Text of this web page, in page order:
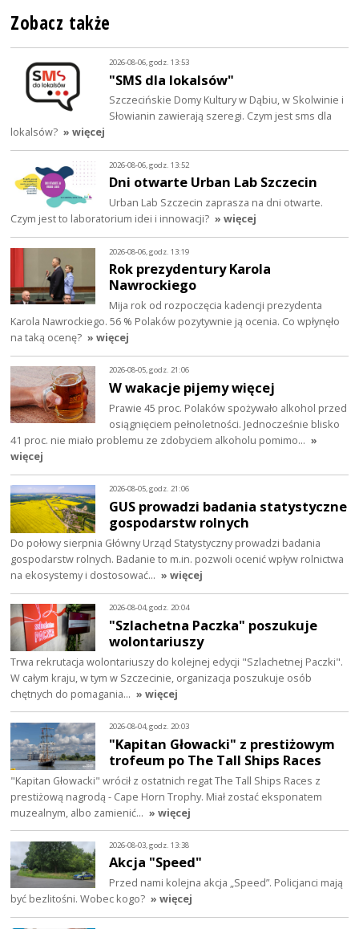
Zobacz także
2026-08-06, godz. 13:53
"SMS dla lokalsów"
Szczecińskie Domy Kultury w Dąbiu, w Skolwinie i
Słowianin zawierają szeregi. Czym jest sms dla
lokalsów? » więcej
2026-08-06, godz. 13:52
Dni otwarte Urban Lab Szczecin
Urban Lab Szczecin zaprasza na dni otwarte.
Czym jest to laboratorium idei i innowacji? » więcej
2026-08-06, godz. 13:19
Rok prezydentury Karola
Nawrockiego
Mija rok od rozpoczęcia kadencji prezydenta
Karola Nawrockiego. 56 % Polaków pozytywnie ją ocenia. Co wpłynęło
na taką ocenę? » więcej
2026-08-05, godz. 21:06
W wakacje pijemy więcej
Prawie 45 proc. Polaków spożywało alkohol przed
osiągnięciem pełnoletności. Jednocześnie blisko
41 proc. nie miało problemu ze zdobyciem alkoholu pomimo… »
więcej
2026-08-05, godz. 21:06
GUS prowadzi badania statystyczne
gospodarstw rolnych
Do połowy sierpnia Główny Urząd Statystyczny prowadzi badania
gospodarstw rolnych. Badanie to m.in. pozwoli ocenić wpływ rolnictwa
na ekosystemy i dostosować… » więcej
2026-08-04, godz. 20:04
"Szlachetna Paczka" poszukuje
wolontariuszy
Trwa rekrutacja wolontariuszy do kolejnej edycji "Szlachetnej Paczki".
W całym kraju, w tym w Szczecinie, organizacja poszukuje osób
chętnych do pomagania… » więcej
2026-08-04, godz. 20:03
"Kapitan Głowacki" z prestiżowym
trofeum po The Tall Ships Races
"Kapitan Głowacki" wrócił z ostatnich regat The Tall Ships Races z
prestiżową nagrodą - Cape Horn Trophy. Miał zostać eksponatem
muzealnym, albo zamienić… » więcej
2026-08-03, godz. 13:38
Akcja "Speed"
Przed nami kolejna akcja „Speed”. Policjanci mają
być bezlitośni. Wobec kogo? » więcej